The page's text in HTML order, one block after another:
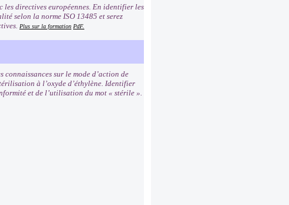
directives européennes. En identifier les
selon la norme ISO 13485 et serez
Plus sur la formation PdF.
sur le mode d’action de
à l’oxyde d’éthylène. Identifier
et de l’utilisation du mot « stérile ».